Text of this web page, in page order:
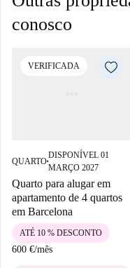
conosco
VERIFICADA
QUARTO■
DISPONÍVEL 01
MARÇO 2027
Quarto para alugar em
apartamento de 4 quartos
em Barcelona
600 €/mês
ATÉ 10 % DESCONTO